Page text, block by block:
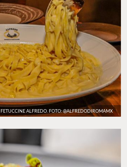
FETUCCINE ALFREDO. FOTO: @ALFREDODIROMAMX